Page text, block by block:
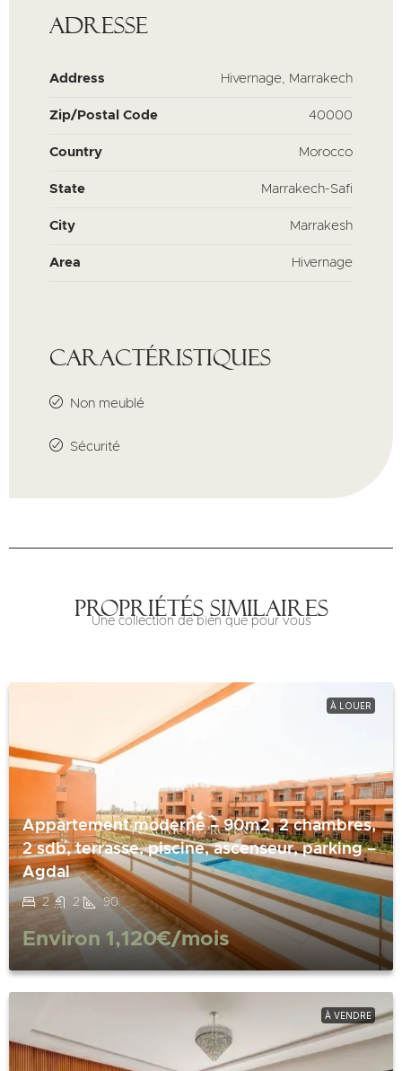
Adresse
Address Hivernage, Marrakech
Zip/Postal Code 40000
Country Morocco
State Marrakech-Safi
City Marrakesh
Area Hivernage
Caractéristiques
Non meublé
Sécurité
Propriétés similaires
Une collection de bien que pour vous
À LOUER
Appartement moderne – 90m2, 2 chambres,
2 sdb, terrasse, piscine, ascenseur, parking –
Agdal
2 2 90
Environ 1,120€/mois
À VENDRE